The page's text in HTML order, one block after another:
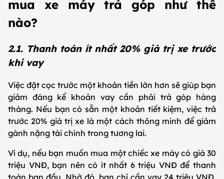
mua xe máy trả góp như thế
nào?
2.1. Thanh toán ít nhất 20% giá trị xe trước
khi vay
Việc đặt cọc trước một khoản tiền lớn hơn sẽ giúp bạn
giảm đáng kể khoản vay cần phải trả góp hàng
tháng. Nếu bạn có sẵn một khoản tiết kiệm, việc trả
trước 20% giá trị xe là một cách thông minh để giảm
gánh nặng tài chính trong tương lai.
Ví dụ, nếu bạn muốn mua một chiếc xe máy có giá 30
triệu VNĐ, bạn nên có ít nhất 6 triệu VNĐ để thanh
toán ban đầu. Nhờ đó, bạn chỉ cần vay 24 triệu VNĐ,